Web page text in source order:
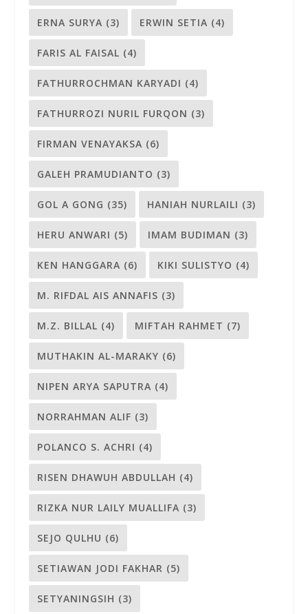
ERNA SURYA (3) ERWIN SETIA (4)
FARIS AL FAISAL (4)
FATHURROCHMAN KARYADI (4)
FATHURROZI NURIL FURQON (3)
FIRMAN VENAYAKSA (6)
GALEH PRAMUDIANTO (3)
GOL A GONG (35) HANIAH NURLAILI (3)
HERU ANWARI (5) IMAM BUDIMAN (3)
KEN HANGGARA (6) KIKI SULISTYO (4)
M. RIFDAL AIS ANNAFIS (3)
M.Z. BILLAL (4) MIFTAH RAHMET (7)
MUTHAKIN AL-MARAKY (6)
NIPEN ARYA SAPUTRA (4)
NORRAHMAN ALIF (3)
POLANCO S. ACHRI (4)
RISEN DHAWUH ABDULLAH (4)
RIZKA NUR LAILY MUALLIFA (3)
SEJO QULHU (6)
SETIAWAN JODI FAKHAR (5)
SETYANINGSIH (3)